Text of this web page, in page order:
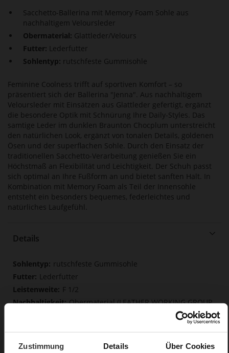
Zustimmung Details Über Cookies
Sacchetto-Ballerina mit Memory Foam Sohle aus
nachhaltigem Veloursleder
Obermaterial: Glattleder/Velours
Futter: Lederfutter
Sohlentyp: rutschfeste Gummisohle
Feminine Coolness trifft auf sportiven Komfort – so
präsentiert sich der Ballerina "Jenna". Aus nachhaltigem
Veloursleder mit Einsätzen aus Glattleder gefertigt, ergänzt
die besondere Optik mit Schnürung Ihre Daily-Styles. Das
samtige Leder im dunklen Braunton Chocplum unterstreicht
den natürlichen Look, ergänzt von tonalen Details, goldenen
Ösen und der superflachen Sohle. Durch den Einsatz der
traditionellen Sacchetto-Verarbeitung genießen Sie ein
Höchstmaß an Flexibilität und Leichtigkeit. Der Schuh passt
sich optimal an Ihre Fußform an und bietet sanften Halt. In
Kombination mit Memory Foam als Teil der Innensohle
entsteht ein besonders bequemes, federleichtes und
natürliches Laufgefühl.
Details
Mehr
Informationen
rutschfeste Gummisohle
Lederfutter
F 1/2
Obermaterial (LEATHER WORKING GROUP
Gold zertifiziert), Futter / Decksohle (LEATHER WORKING
Weiche, fest eingearbeitete Einlegesohle aus
innovativem Memory Foam, Nachhaltiges Produkt